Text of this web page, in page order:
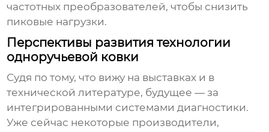
частотных преобразователей, чтобы снизить
пиковые нагрузки.
Перспективы развития технологии
одноручьевой ковки
Судя по тому, что вижу на выставках и в
технической литературе, будущее — за
интегрированными системами диагностики.
Уже сейчас некоторые производители,